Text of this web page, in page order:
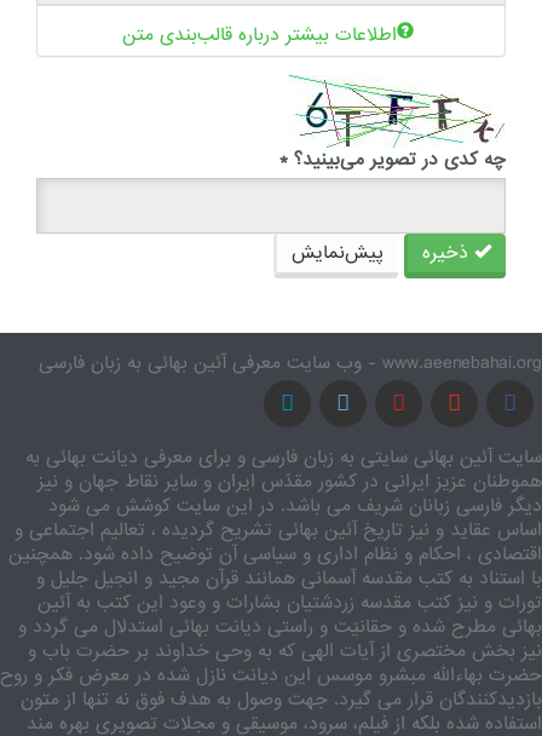
اطلاعات بیشتر درباره قالب‌بندی متن
چه کدی در تصویر می‌بینید؟ *
ذخیره پیش‌نمایش
www.aeenebahai.org - وب سایت معرفی آئین بهائی به زبان فارسی
سایت آئین بهائی سایتی به زبان فارسی و برای معرفی دیانت بهائی به
هموطنان عزیز ایرانی در کشور مقدّس ایران و سایر نقاط جهان و نیز
دیگر فارسی زبانان شریف می باشد. در این سایت کوشش می شود
اساس عقاید و نیز تاریخ آئین بهائی تشریح گردیده ، تعالیم اجتماعی و
اقتصادی ، احکام و نظام اداری و سیاسی آن توضیح داده شود. همچنین
با استناد به کتب مقدسه آسمانی همانند قرآن مجید و انجیل جلیل و
تورات و نیز کتب مقدسه زردشتیان بشارات و وعود این کتب به آئین
بهائی مطرح شده و حقانیّت و راستی دیانت بهائی استدلال می گردد و
نیز بخش مختصری از آیات الهی که به وحی خداوند بر حضرت باب و
حضرت بهاءالله مبشرو موسس این دیانت نازل شده در معرض فکر و روح
بازدیدکنندگان قرار می گیرد. جهت وصول به هدف فوق نه تنها از متون
استفاده شده بلکه از فیلم، سرود، موسیقی و مجلات تصویری بهره مند